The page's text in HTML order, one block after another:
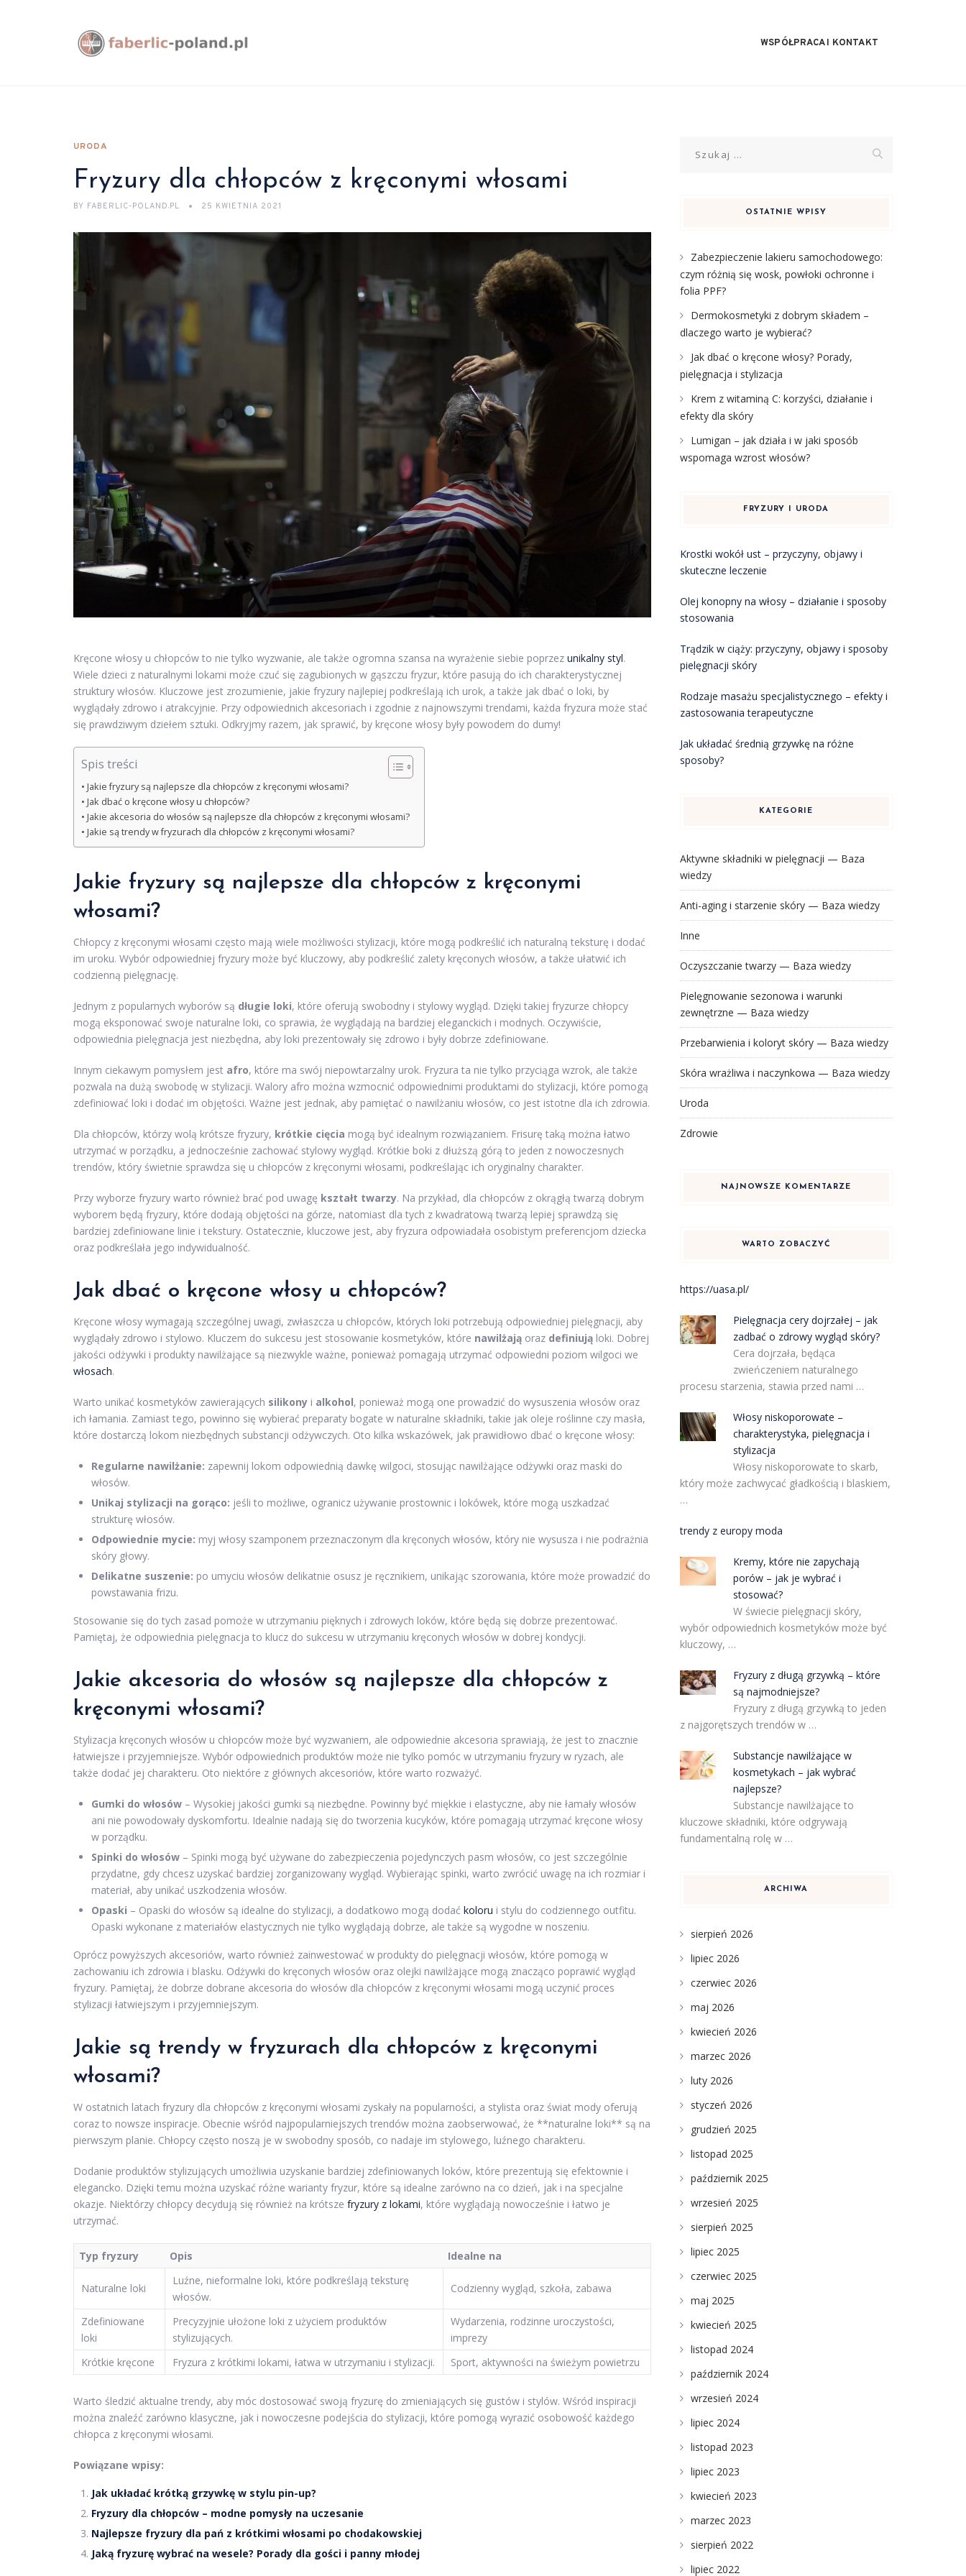
WSPÓŁPRACA I KONTAKT
URODA
Fryzury dla chłopców z kręconymi włosami
BY FABERLIC-POLAND.PL 25 KWIETNIA 2021
Kręcone włosy u chłopców to nie tylko wyzwanie, ale także ogromna szansa na wyrażenie siebie poprzez unikalny styl.
Wiele dzieci z naturalnymi lokami może czuć się zagubionych w gąszczu fryzur, które pasują do ich charakterystycznej
struktury włosów. Kluczowe jest zrozumienie, jakie fryzury najlepiej podkreślają ich urok, a także jak dbać o loki, by
wyglądały zdrowo i atrakcyjnie. Przy odpowiednich akcesoriach i zgodnie z najnowszymi trendami, każda fryzura może stać
się prawdziwym dziełem sztuki. Odkryjmy razem, jak sprawić, by kręcone włosy były powodem do dumy!
Spis treści
Jakie fryzury są najlepsze dla chłopców z kręconymi włosami?
Jak dbać o kręcone włosy u chłopców?
Jakie akcesoria do włosów są najlepsze dla chłopców z kręconymi włosami?
Jakie są trendy w fryzurach dla chłopców z kręconymi włosami?
Jakie fryzury są najlepsze dla chłopców z kręconymi
włosami?
Chłopcy z kręconymi włosami często mają wiele możliwości stylizacji, które mogą podkreślić ich naturalną teksturę i dodać
im uroku. Wybór odpowiedniej fryzury może być kluczowy, aby podkreślić zalety kręconych włosów, a także ułatwić ich
codzienną pielęgnację.
Jednym z popularnych wyborów są długie loki, które oferują swobodny i stylowy wygląd. Dzięki takiej fryzurze chłopcy
mogą eksponować swoje naturalne loki, co sprawia, że wyglądają na bardziej eleganckich i modnych. Oczywiście,
odpowiednia pielęgnacja jest niezbędna, aby loki prezentowały się zdrowo i były dobrze zdefiniowane.
Innym ciekawym pomysłem jest afro, które ma swój niepowtarzalny urok. Fryzura ta nie tylko przyciąga wzrok, ale także
pozwala na dużą swobodę w stylizacji. Walory afro można wzmocnić odpowiednimi produktami do stylizacji, które pomogą
zdefiniować loki i dodać im objętości. Ważne jest jednak, aby pamiętać o nawilżaniu włosów, co jest istotne dla ich zdrowia.
Dla chłopców, którzy wolą krótsze fryzury, krótkie cięcia mogą być idealnym rozwiązaniem. Frisurę taką można łatwo
utrzymać w porządku, a jednocześnie zachować stylowy wygląd. Krótkie boki z dłuższą górą to jeden z nowoczesnych
trendów, który świetnie sprawdza się u chłopców z kręconymi włosami, podkreślając ich oryginalny charakter.
Przy wyborze fryzury warto również brać pod uwagę kształt twarzy. Na przykład, dla chłopców z okrągłą twarzą dobrym
wyborem będą fryzury, które dodają objętości na górze, natomiast dla tych z kwadratową twarzą lepiej sprawdzą się
bardziej zdefiniowane linie i tekstury. Ostatecznie, kluczowe jest, aby fryzura odpowiadała osobistym preferencjom dziecka
oraz podkreślała jego indywidualność.
Jak dbać o kręcone włosy u chłopców?
Kręcone włosy wymagają szczególnej uwagi, zwłaszcza u chłopców, których loki potrzebują odpowiedniej pielęgnacji, aby
wyglądały zdrowo i stylowo. Kluczem do sukcesu jest stosowanie kosmetyków, które nawilżają oraz definiują loki. Dobrej
jakości odżywki i produkty nawilżające są niezwykle ważne, ponieważ pomagają utrzymać odpowiedni poziom wilgoci we
włosach.
Warto unikać kosmetyków zawierających silikony i alkohol, ponieważ mogą one prowadzić do wysuszenia włosów oraz
ich łamania. Zamiast tego, powinno się wybierać preparaty bogate w naturalne składniki, takie jak oleje roślinne czy masła,
które dostarczą lokom niezbędnych substancji odżywczych. Oto kilka wskazówek, jak prawidłowo dbać o kręcone włosy:
Regularne nawilżanie: zapewnij lokom odpowiednią dawkę wilgoci, stosując nawilżające odżywki oraz maski do
włosów.
Unikaj stylizacji na gorąco: jeśli to możliwe, ogranicz używanie prostownic i lokówek, które mogą uszkadzać
strukturę włosów.
Odpowiednie mycie: myj włosy szamponem przeznaczonym dla kręconych włosów, który nie wysusza i nie podrażnia
skóry głowy.
Delikatne suszenie: po umyciu włosów delikatnie osusz je ręcznikiem, unikając szorowania, które może prowadzić do
powstawania frizu.
Stosowanie się do tych zasad pomoże w utrzymaniu pięknych i zdrowych loków, które będą się dobrze prezentować.
Pamiętaj, że odpowiednia pielęgnacja to klucz do sukcesu w utrzymaniu kręconych włosów w dobrej kondycji.
Jakie akcesoria do włosów są najlepsze dla chłopców z
kręconymi włosami?
Stylizacja kręconych włosów u chłopców może być wyzwaniem, ale odpowiednie akcesoria sprawiają, że jest to znacznie
łatwiejsze i przyjemniejsze. Wybór odpowiednich produktów może nie tylko pomóc w utrzymaniu fryzury w ryzach, ale
także dodać jej charakteru. Oto niektóre z głównych akcesoriów, które warto rozważyć.
Gumki do włosów – Wysokiej jakości gumki są niezbędne. Powinny być miękkie i elastyczne, aby nie łamały włosów
ani nie powodowały dyskomfortu. Idealnie nadają się do tworzenia kucyków, które pomagają utrzymać kręcone włosy
w porządku.
Spinki do włosów – Spinki mogą być używane do zabezpieczenia pojedynczych pasm włosów, co jest szczególnie
przydatne, gdy chcesz uzyskać bardziej zorganizowany wygląd. Wybierając spinki, warto zwrócić uwagę na ich rozmiar i
materiał, aby unikać uszkodzenia włosów.
Opaski – Opaski do włosów są idealne do stylizacji, a dodatkowo mogą dodać koloru i stylu do codziennego outfitu.
Opaski wykonane z materiałów elastycznych nie tylko wyglądają dobrze, ale także są wygodne w noszeniu.
Oprócz powyższych akcesoriów, warto również zainwestować w produkty do pielęgnacji włosów, które pomogą w
zachowaniu ich zdrowia i blasku. Odżywki do kręconych włosów oraz olejki nawilżające mogą znacząco poprawić wygląd
fryzury. Pamiętaj, że dobrze dobrane akcesoria do włosów dla chłopców z kręconymi włosami mogą uczynić proces
stylizacji łatwiejszym i przyjemniejszym.
Jakie są trendy w fryzurach dla chłopców z kręconymi
włosami?
W ostatnich latach fryzury dla chłopców z kręconymi włosami zyskały na popularności, a stylista oraz świat mody oferują
coraz to nowsze inspiracje. Obecnie wśród najpopularniejszych trendów można zaobserwować, że **naturalne loki** są na
pierwszym planie. Chłopcy często noszą je w swobodny sposób, co nadaje im stylowego, luźnego charakteru.
Dodanie produktów stylizujących umożliwia uzyskanie bardziej zdefiniowanych loków, które prezentują się efektownie i
elegancko. Dzięki temu można uzyskać różne warianty fryzur, które są idealne zarówno na co dzień, jak i na specjalne
okazje. Niektórzy chłopcy decydują się również na krótsze fryzury z lokami, które wyglądają nowocześnie i łatwo je
utrzymać.
Typ fryzury Opis Idealne na
Naturalne loki
Luźne, nieformalne loki, które podkreślają teksturę
włosów.
Codzienny wygląd, szkoła, zabawa
Zdefiniowane
loki
Precyzyjnie ułożone loki z użyciem produktów
stylizujących.
Wydarzenia, rodzinne uroczystości,
imprezy
Krótkie kręcone
Fryzura z krótkimi lokami, łatwa w utrzymaniu i stylizacji. Sport, aktywności na świeżym powietrzu
Warto śledzić aktualne trendy, aby móc dostosować swoją fryzurę do zmieniających się gustów i stylów. Wśród inspiracji
można znaleźć zarówno klasyczne, jak i nowoczesne podejścia do stylizacji, które pomogą wyrazić osobowość każdego
chłopca z kręconymi włosami.
Powiązane wpisy:
Jak układać krótką grzywkę w stylu pin-up?
Fryzury dla chłopców – modne pomysły na uczesanie
Najlepsze fryzury dla pań z krótkimi włosami po chodakowskiej
Jaką fryzurę wybrać na wesele? Porady dla gości i panny młodej
OSTATNIE WPISY
Zabezpieczenie lakieru samochodowego:
czym różnią się wosk, powłoki ochronne i
folia PPF?
Dermokosmetyki z dobrym składem –
dlaczego warto je wybierać?
Jak dbać o kręcone włosy? Porady,
pielęgnacja i stylizacja
Krem z witaminą C: korzyści, działanie i
efekty dla skóry
Lumigan – jak działa i w jaki sposób
wspomaga wzrost włosów?
FRYZURY I URODA
Krostki wokół ust – przyczyny, objawy i
skuteczne leczenie
Olej konopny na włosy – działanie i sposoby
stosowania
Trądzik w ciąży: przyczyny, objawy i sposoby
pielęgnacji skóry
Rodzaje masażu specjalistycznego – efekty i
zastosowania terapeutyczne
Jak układać średnią grzywkę na różne
sposoby?
KATEGORIE
Aktywne składniki w pielęgnacji — Baza
wiedzy
Anti-aging i starzenie skóry — Baza wiedzy
Inne
Oczyszczanie twarzy — Baza wiedzy
Pielęgnowanie sezonowa i warunki
zewnętrzne — Baza wiedzy
Przebarwienia i koloryt skóry — Baza wiedzy
Skóra wrażliwa i naczynkowa — Baza wiedzy
Uroda
Zdrowie
NAJNOWSZE KOMENTARZE
WARTO ZOBACZYĆ
https://uasa.pl/
Pielęgnacja cery dojrzałej – jak
zadbać o zdrowy wygląd skóry?
Cera dojrzała, będąca
zwieńczeniem naturalnego
procesu starzenia, stawia przed nami …
Włosy niskoporowate –
charakterystyka, pielęgnacja i
stylizacja
Włosy niskoporowate to skarb,
który może zachwycać gładkością i blaskiem,
…
trendy z europy moda
Kremy, które nie zapychają
porów – jak je wybrać i
stosować?
W świecie pielęgnacji skóry,
wybór odpowiednich kosmetyków może być
kluczowy, …
Fryzury z długą grzywką – które
są najmodniejsze?
Fryzury z długą grzywką to jeden
z najgorętszych trendów w …
Substancje nawilżające w
kosmetykach – jak wybrać
najlepsze?
Substancje nawilżające to
kluczowe składniki, które odgrywają
fundamentalną rolę w …
ARCHIWA
sierpień 2026
lipiec 2026
czerwiec 2026
maj 2026
kwiecień 2026
marzec 2026
luty 2026
styczeń 2026
grudzień 2025
listopad 2025
październik 2025
wrzesień 2025
sierpień 2025
lipiec 2025
czerwiec 2025
maj 2025
kwiecień 2025
listopad 2024
październik 2024
wrzesień 2024
lipiec 2024
listopad 2023
lipiec 2023
kwiecień 2023
marzec 2023
sierpień 2022
lipiec 2022